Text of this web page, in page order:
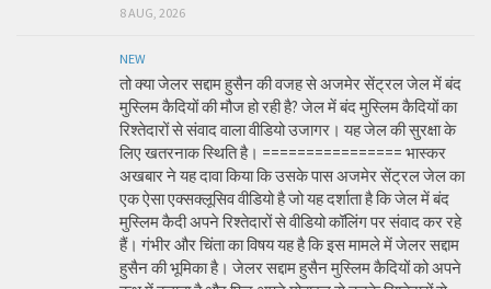
8 AUG, 2026
NEW
तो क्या जेलर सद्दाम हुसैन की वजह से अजमेर सेंट्रल जेल में बंद
मुस्लिम कैदियों की मौज हो रही है? जेल में बंद मुस्लिम कैदियों का
रिश्तेदारों से संवाद वाला वीडियो उजागर। यह जेल की सुरक्षा के
लिए खतरनाक स्थिति है। ================ भास्कर
अखबार ने यह दावा किया कि उसके पास अजमेर सेंट्रल जेल का
एक ऐसा एक्सक्लूसिव वीडियो है जो यह दर्शाता है कि जेल में बंद
मुस्लिम कैदी अपने रिश्तेदारों से वीडियो कॉलिंग पर संवाद कर रहे
हैं। गंभीर और चिंता का विषय यह है कि इस मामले में जेलर सद्दाम
हुसैन की भूमिका है। जेलर सद्दाम हुसैन मुस्लिम कैदियों को अपने